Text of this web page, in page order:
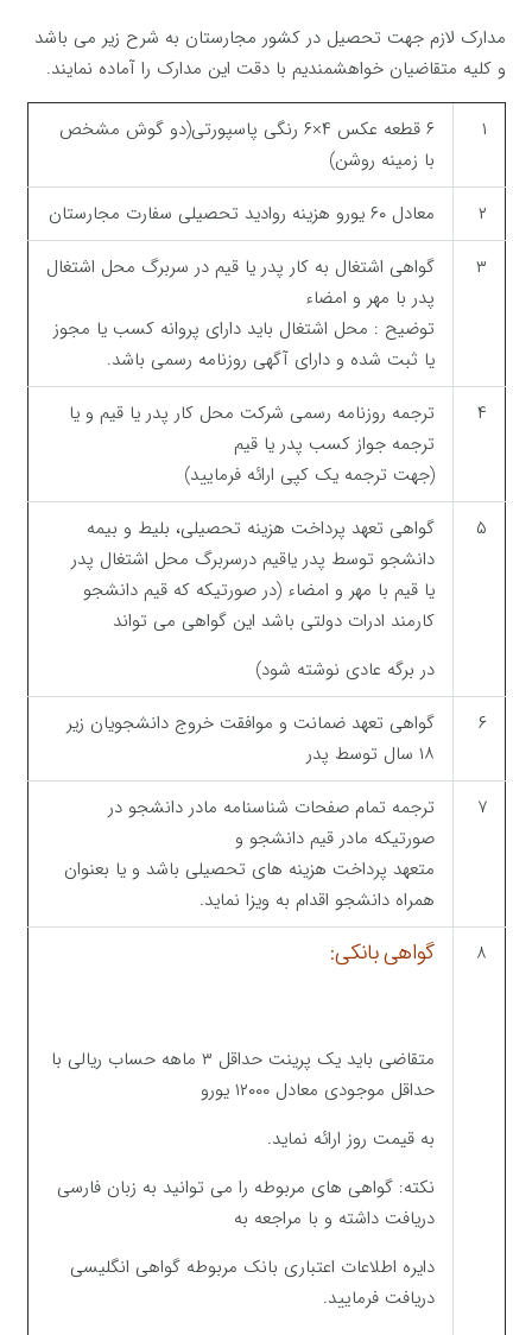
مدارک لازم جهت تحصیل در کشور مجارستان به شرح زیر می باشد
و کلیه متقاضیان خواهشمندیم با دقت این مدارک را آماده نمایند.
۱
۶ قطعه عکس ۴×۶ رنگی پاسپورتی(دو گوش مشخص
با زمینه روشن)
۲
معادل ۶۰ یورو هزینه روادید تحصیلی سفارت مجارستان
۳
گواهی اشتغال به کار پدر یا قیم در سربرگ محل اشتغال
پدر با مهر و امضاء
توضیح : محل اشتغال باید دارای پروانه کسب یا مجوز
یا ثبت شده و دارای آگهی روزنامه رسمی باشد.
۴
ترجمه روزنامه رسمی شرکت محل کار پدر یا قیم و یا
ترجمه جواز کسب پدر یا قیم
(جهت ترجمه یک کپی ارائه فرمایید)
۵
گواهی تعهد پرداخت هزینه تحصیلی، بلیط و بیمه
دانشجو توسط پدر یاقیم درسربرگ محل اشتغال پدر
یا قیم با مهر و امضاء (در صورتیکه که قیم دانشجو
کارمند ادرات دولتی باشد این گواهی می تواند
در برگه عادی نوشته شود)
۶
گواهی تعهد ضمانت و موافقت خروج دانشجویان زیر
۱۸ سال توسط پدر
۷
ترجمه تمام صفحات شناسنامه مادر دانشجو در
صورتیکه مادر قیم دانشجو و
متعهد پرداخت هزینه های تحصیلی باشد و یا بعنوان
همراه دانشجو اقدام به ویزا نماید.
۸
گواهی بانکی:
متقاضی باید یک پرینت حداقل ۳ ماهه حساب ریالی با
حداقل موجودی معادل ۱۲۰۰۰ یورو
به قیمت روز ارائه نماید.
نکته: گواهی های مربوطه را می توانید به زبان فارسی
دریافت داشته و با مراجعه به
دایره اطلاعات اعتباری بانک مربوطه گواهی انگلیسی
دریافت فرمایید.